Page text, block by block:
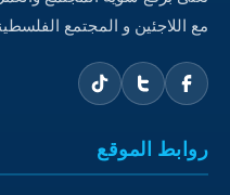
مع اللاجئين و المجتمع
روابط الموقع